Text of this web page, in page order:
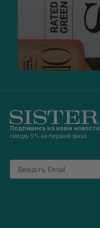
Подпишись на наши новости
скидку 5% на первый заказ
Email